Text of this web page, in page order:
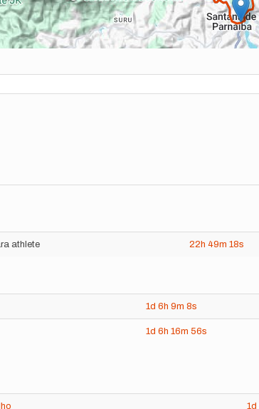
athlete 22h 49m 18s
1d 6h 9m 8s
1d 6h 16m 56s
1d